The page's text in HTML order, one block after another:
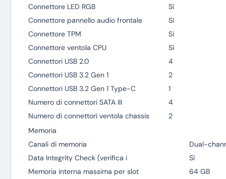
Connettore LED RGB
Sì
Connettore pannello audio frontale
Sì
Connettore TPM
Si
Connettore ventola CPU
Sì
Connettori USB 2.0
4
Connettori USB 3.2 Gen 1
2
Connettori USB 3.2 Gen 1 Type-C
1
Numero di connettori SATA III
4
Numero di connettori ventola chassis
2
Memoria
Canali di memoria
Dual-
Data Integrity Check (verifica i
Sì
Memoria interna massima per slot
64 GB